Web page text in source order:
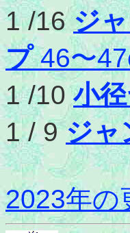
1 /16ジ
プ46〜
1 /10小
1 / 9ジャ
2023年の